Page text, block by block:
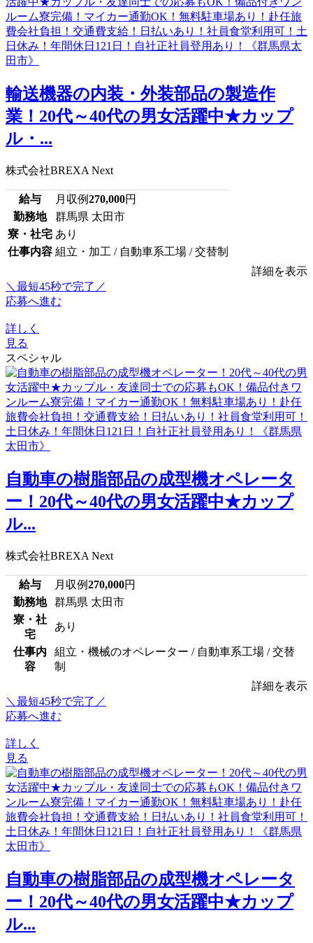
輸送機器の内装・外装部品の製造作
業！20代～40代の男女活躍中★カップ
ル・...
株式会社BREXA Next
給与 月収例270,000円
勤務地
群馬県 太田市
寮・社宅 あり
仕事内容 組立・加工 / 自動車系工場 / 交替制
詳細を表示
＼最短45秒で完了／
応募へ進む
詳しく
見る
スペシャル
自動車の樹脂部品の成型機オペレータ
ー！20代～40代の男女活躍中★カップ
ル...
株式会社BREXA Next
給与 月収例270,000円
勤務地
群馬県 太田市
寮・社
宅
あり
仕事内
容
組立・機械のオペレーター / 自動車系工場 / 交替
制
詳細を表示
＼最短45秒で完了／
応募へ進む
詳しく
見る
自動車の樹脂部品の成型機オペレータ
ー！20代～40代の男女活躍中★カップ
ル...